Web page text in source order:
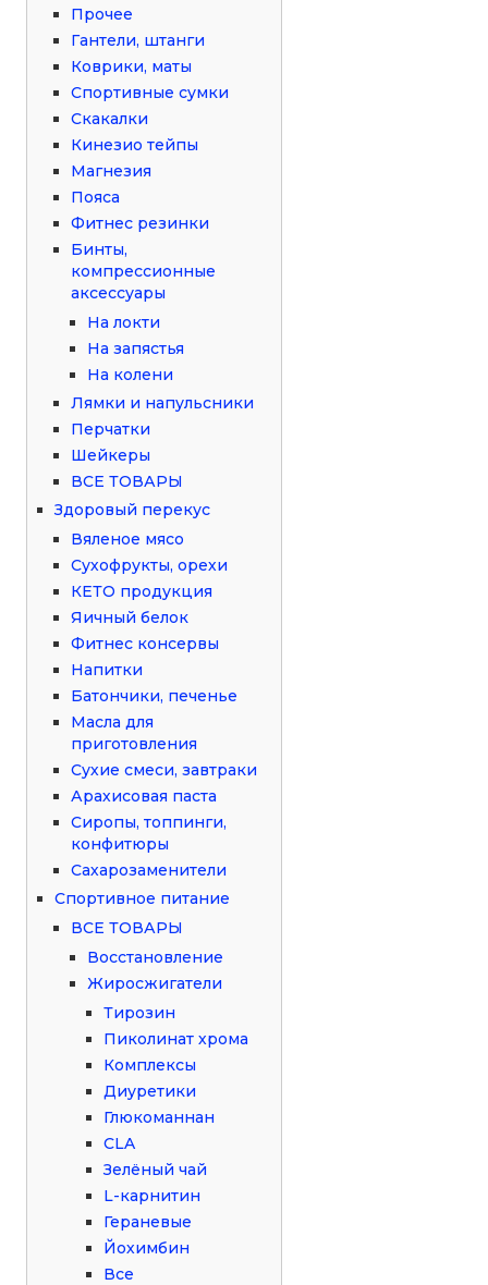
Прочее
Гантели, штанги
Коврики, маты
Спортивные сумки
Скакалки
Кинезио тейпы
Магнезия
Пояса
Фитнес резинки
Бинты,
компрессионные
аксессуары
На локти
На запястья
На колени
Лямки и напульсники
Перчатки
Шейкеры
ВСЕ ТОВАРЫ
Здоровый перекус
Вяленое мясо
Сухофрукты, орехи
КЕТО продукция
Яичный белок
Фитнес консервы
Напитки
Батончики, печенье
Масла для
приготовления
Сухие смеси, завтраки
Арахисовая паста
Сиропы, топпинги,
конфитюры
Сахарозаменители
Спортивное питание
ВСЕ ТОВАРЫ
Восстановление
Жиросжигатели
Тирозин
Пиколинат хрома
Комплексы
Диуретики
Глюкоманнан
CLA
Зелёный чай
L-карнитин
Гераневые
Йохимбин
Все